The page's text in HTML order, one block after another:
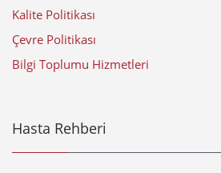
Kalite Politikası
Çevre Politikası
Bilgi Toplumu Hizmetleri
Hasta Rehberi